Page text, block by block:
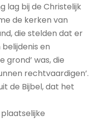
lag bij de Christelijk
de kerken van
die stelden dat er
en
grond’ was, die
rechtvaardigen’.
de Bijbel, dat het